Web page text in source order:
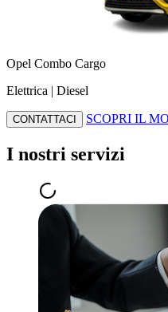
Opel Combo Cargo
Elettrica | Diesel
CONTATTACI SCOPRI IL
I nostri servizi